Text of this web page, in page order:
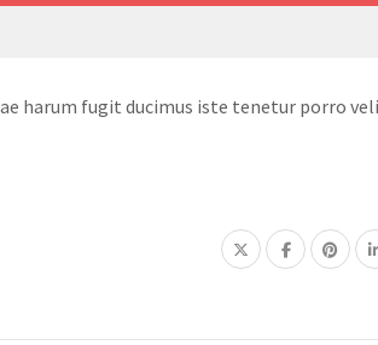
harum fugit ducimus iste tenetur porro